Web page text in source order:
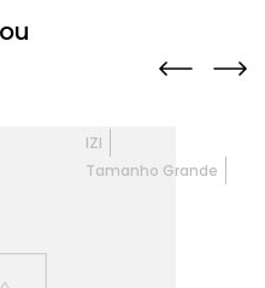
IZI
Tamanho Grande